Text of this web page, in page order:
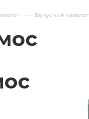
— Бонусный каталог